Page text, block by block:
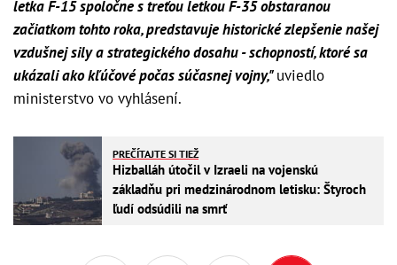
letka F-15 spoločne s treťou letkou F-35 obstaranou
začiatkom tohto roka, predstavuje historické zlepšenie našej
vzdušnej sily a strategického dosahu - schopností, ktoré sa
ukázali ako kľúčové počas súčasnej vojny,"uviedlo
ministerstvo vo vyhlásení.
PREČÍTAJTE SI TIEŽ
Hizballáh útočil v Izraeli na vojenskú
základňu pri medzinárodnom letisku: Štyroch
ľudí odsúdili na smrť